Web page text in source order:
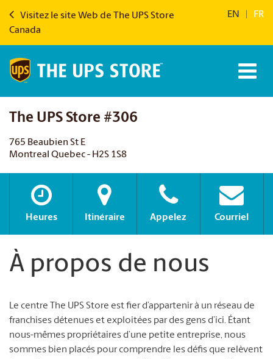
Visitez le site Web de The UPS Store
Canada
EN FR
The UPS Store #306
765 Beaubien St E
Montreal Quebec - H2S 1S8
Heures Itinéraire Appelez Courriel
À propos de nous
Le centre The UPS Store est fier d’appartenir à un réseau de
franchises détenues et exploitées par des gens d’ici. Étant
nous-mêmes propriétaires d’une petite entreprise, nous
sommes bien placés pour comprendre les défis que relèvent